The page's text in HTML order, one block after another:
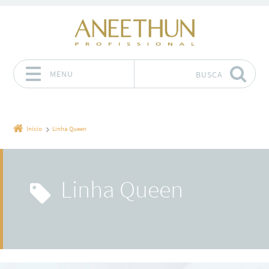
MENU BUSCA
Início Linha Queen
Linha Queen